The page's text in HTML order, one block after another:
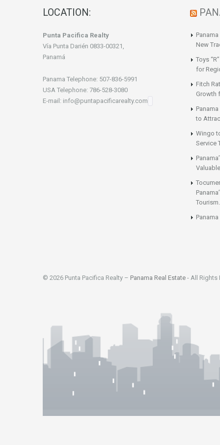
LOCATION:
Punta Pacifica Realty
Vía Punta Darién 0833-00321,
Panamá
Panama Telephone: 507-836-5991
USA Telephone: 786-528-3080
E-mail: info@puntapacificarealty.com
New
Toys
for
Fitch
Growth
to
Wingo
Service
Tourism.
© 2026 Punta Pacifica Realty – Panama Real Estate - All Rights